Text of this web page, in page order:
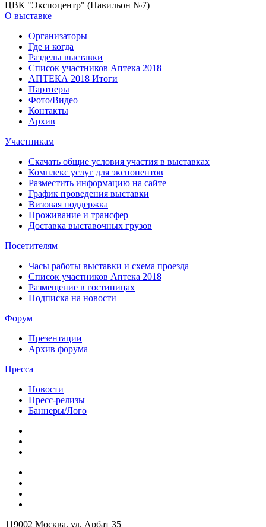
ЦВК "Экспоцентр" (Павильон №7)
О выставке
Организаторы
Где и когда
Разделы выставки
Список участников Аптека 2018
АПТЕКА 2018 Итоги
Партнеры
Фото/Видео
Контакты
Архив
Участникам
Скачать общие условия участия в выставках
Комплекс услуг для экспонентов
Разместить информацию на сайте
График проведения выставки
Визовая поддержка
Проживание и трансфер
Доставка выставочных грузов
Посетителям
Часы работы выставки и схема проезда
Список участников Аптека 2018
Размещение в гостиницах
Подписка на новости
Форум
Презентации
Архив форума
Пресса
Новости
Пресс-релизы
Баннеры/Лого
119002 Москва, ул. Арбат 35